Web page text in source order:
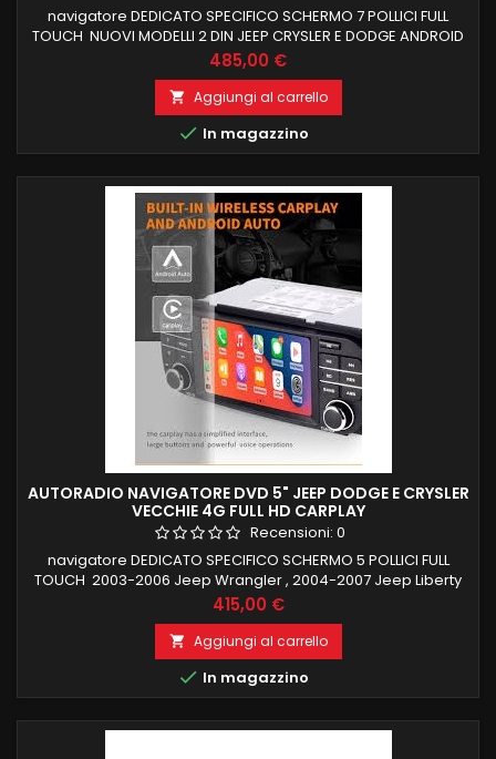
navigatore DEDICATO SPECIFICO SCHERMO 7 POLLICI FULL
TOUCH NUOVI MODELLI 2 DIN JEEP CRYSLER E DODGE ANDROID
12 LOGO ALLA ACCENSIONE, RECUPERO COMANDI AL VOLANTE
4 GB RAM 64 GB ROM ANDROID 12.0 PROCESSORE OCTACORE
CARPLAY INTEGRATO ANDROID AUTO FUNZIONE MIRRORLINK
COMPATIBILE MODULO DAB+WIFI INTEGRATO BLUETOOTH
INTEGRATO ingresso camera e aux
Prezzo
485,00 €
 Aggiungi al carrello
 In magazzino
AUTORADIO NAVIGATORE DVD 5" JEEP DODGE E CRYSLER
VECCHIE 4G FULL HD CARPLAY
Recensioni: 0
navigatore DEDICATO SPECIFICO SCHERMO 5 POLLICI FULL
TOUCH 2003-2006 Jeep Wrangler , 2004-2007 Jeep Liberty
, 1999-2004 Jeep Grand Cherokee LOGO ALLA ACCENSIONE,
RECUPERO COMANDI AL VOLANTE 2 GB RAM 32 GB ROM
ANDROID 12 CARPLAY ANDROID AUTO WIFI INTEGRATO
NAVIGAZIONE ONLINE E OFFLINE INGRESSO CAMERA FUNZIONE
MIRRORLINK COMPATIBILE MODULO DAB+WIFI...
Prezzo
415,00 €
 Aggiungi al carrello
 In magazzino